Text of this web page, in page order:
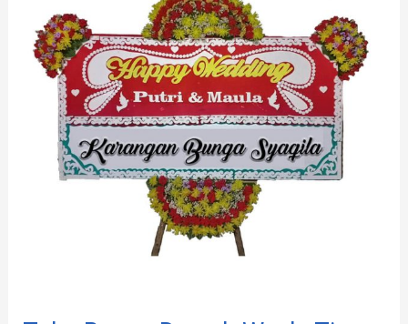
Woyla
Timur